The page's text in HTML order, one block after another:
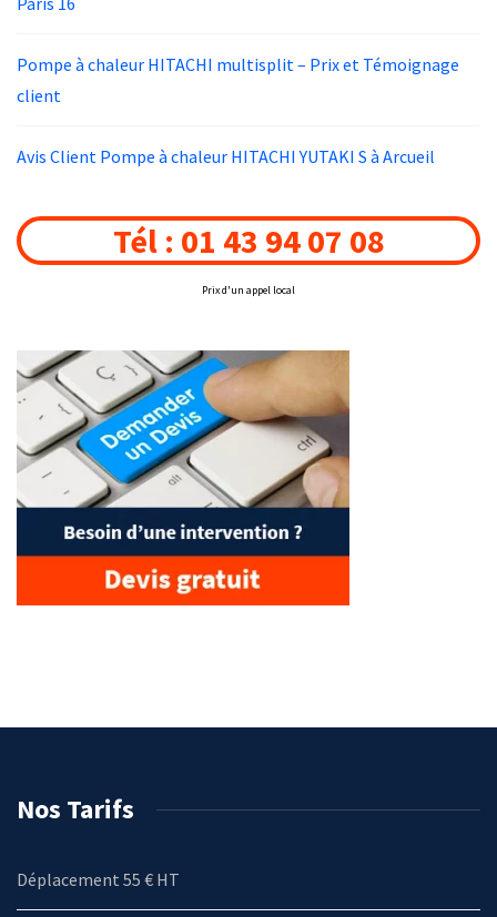
Pompe à chaleur HITACHI multisplit – Prix et Témoignage
client
Avis Client Pompe à chaleur HITACHI YUTAKI S à Arcueil
Tél : 01 43 94 07 08
Prix d'un appel local
Nos Tarifs
Déplacement 55 € HT